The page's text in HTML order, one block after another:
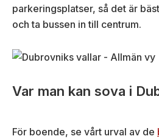
parkeringsplatser, så det är
och ta bussen in till centrum.
Var man kan sova i
För boende, se vårt urval av de